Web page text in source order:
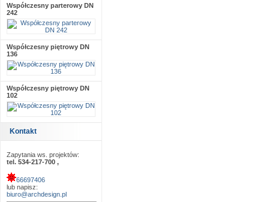
Współczesny parterowy DN
242
Współczesny piętrowy DN
136
Współczesny piętrowy DN
102
Kontakt
Zapytania ws. projektów:
tel. 534-217-700 ,
66697406
lub napisz:
biuro@archdesign.pl